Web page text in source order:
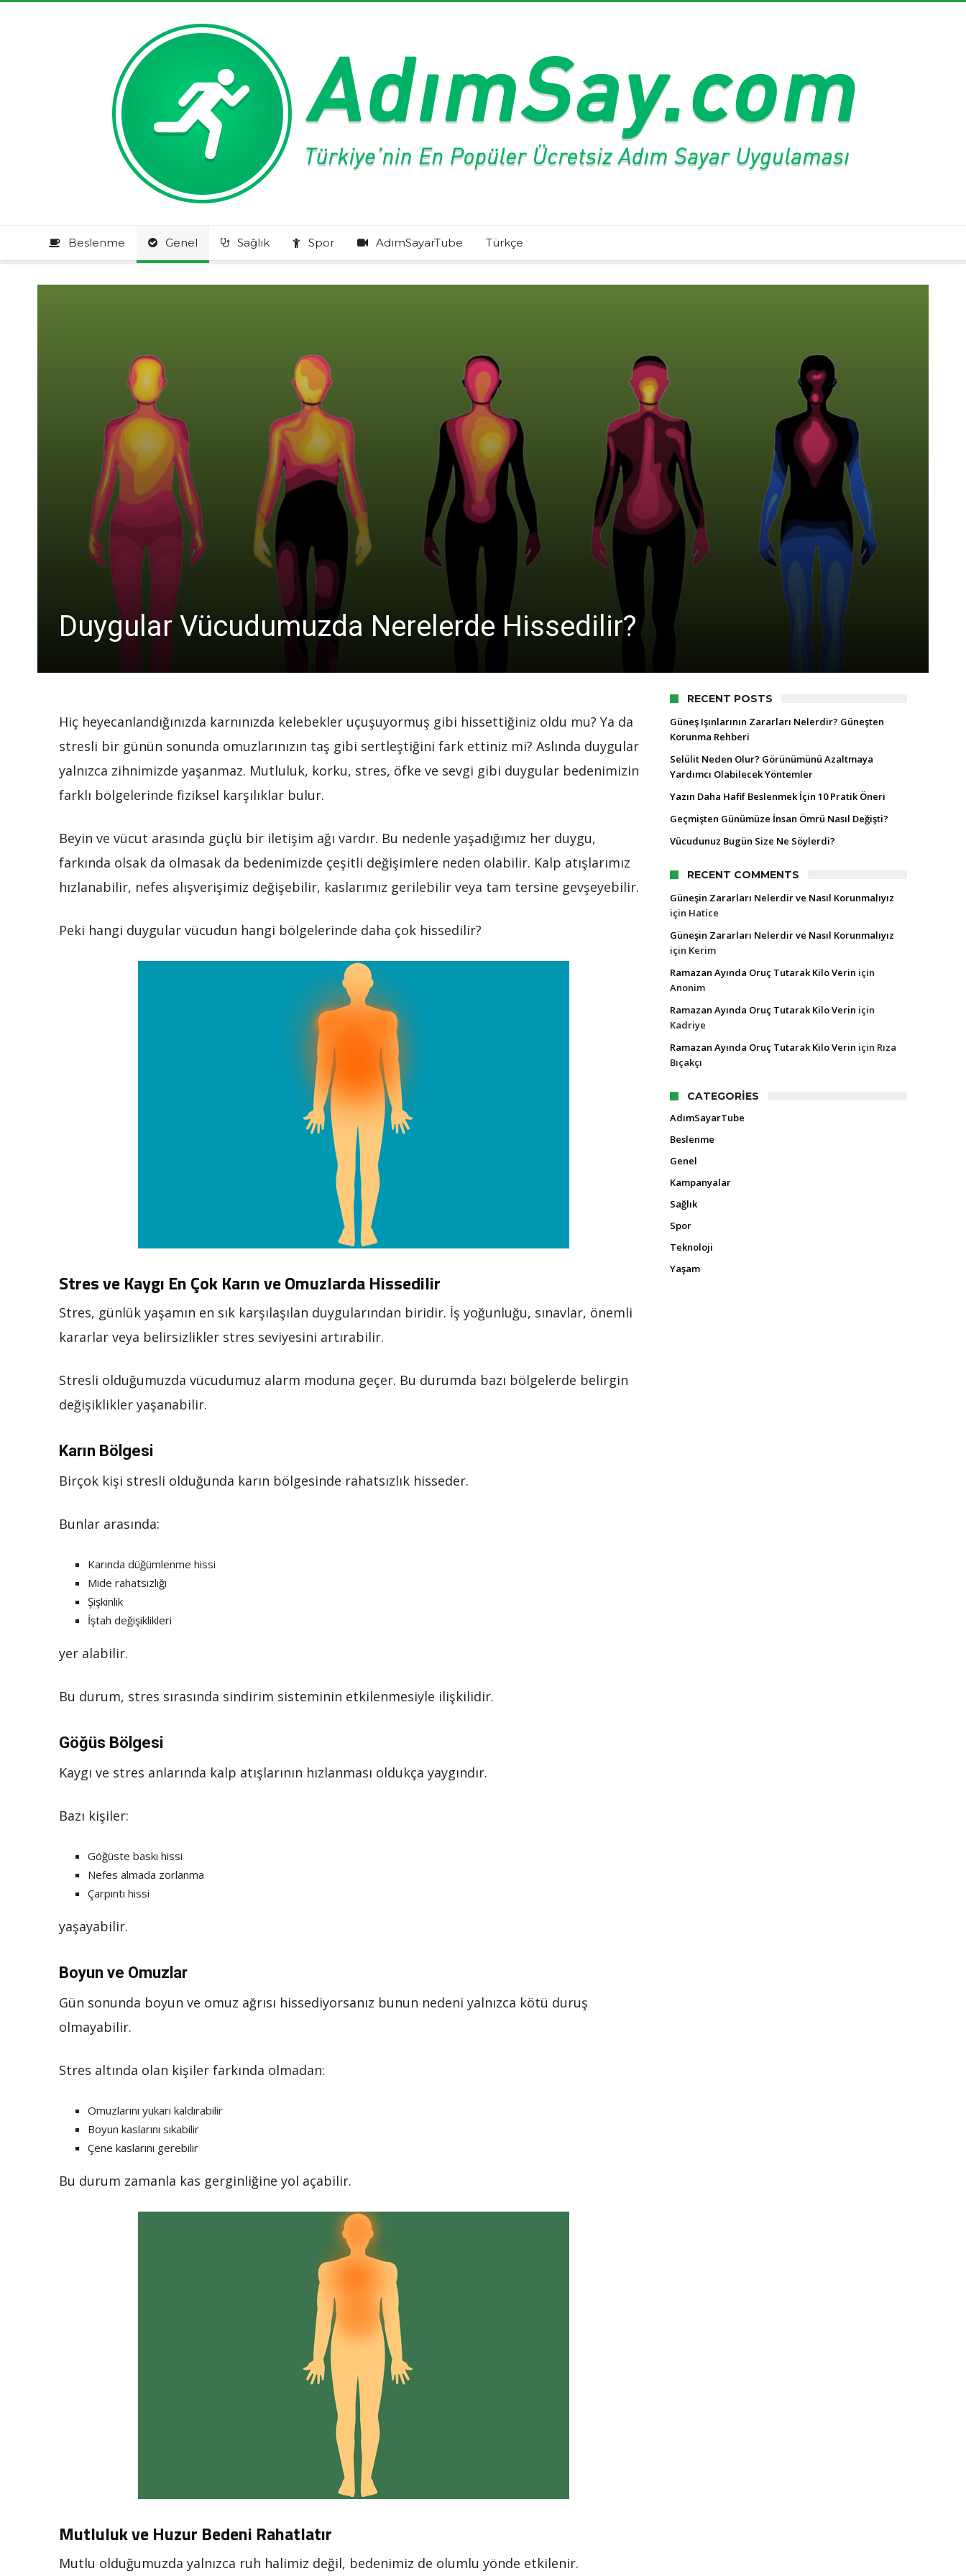
Beslenme Genel Sağlık Spor AdımSayarTube Türkçe
Duygular Vücudumuzda Nerelerde Hissedilir?
Hiç heyecanlandığınızda karnınızda kelebekler uçuşuyormuş gibi hissettiğiniz oldu mu? Ya da
stresli bir günün sonunda omuzlarınızın taş gibi sertleştiğini fark ettiniz mi? Aslında duygular
yalnızca zihnimizde yaşanmaz. Mutluluk, korku, stres, öfke ve sevgi gibi duygular bedenimizin
farklı bölgelerinde fiziksel karşılıklar bulur.
Beyin ve vücut arasında güçlü bir iletişim ağı vardır. Bu nedenle yaşadığımız her duygu,
farkında olsak da olmasak da bedenimizde çeşitli değişimlere neden olabilir. Kalp atışlarımız
hızlanabilir, nefes alışverişimiz değişebilir, kaslarımız gerilebilir veya tam tersine gevşeyebilir.
Peki hangi duygular vücudun hangi bölgelerinde daha çok hissedilir?
Stres ve Kaygı En Çok Karın ve Omuzlarda Hissedilir
Stres, günlük yaşamın en sık karşılaşılan duygularından biridir. İş yoğunluğu, sınavlar, önemli
kararlar veya belirsizlikler stres seviyesini artırabilir.
Stresli olduğumuzda vücudumuz alarm moduna geçer. Bu durumda bazı bölgelerde belirgin
değişiklikler yaşanabilir.
Karın Bölgesi
Birçok kişi stresli olduğunda karın bölgesinde rahatsızlık hisseder.
Bunlar arasında:
Karında düğümlenme hissi
Mide rahatsızlığı
Şişkinlik
İştah değişiklikleri
yer alabilir.
Bu durum, stres sırasında sindirim sisteminin etkilenmesiyle ilişkilidir.
Göğüs Bölgesi
Kaygı ve stres anlarında kalp atışlarının hızlanması oldukça yaygındır.
Bazı kişiler:
Göğüste baskı hissi
Nefes almada zorlanma
Çarpıntı hissi
yaşayabilir.
Boyun ve Omuzlar
Gün sonunda boyun ve omuz ağrısı hissediyorsanız bunun nedeni yalnızca kötü duruş
olmayabilir.
Stres altında olan kişiler farkında olmadan:
Omuzlarını yukarı kaldırabilir
Boyun kaslarını sıkabilir
Çene kaslarını gerebilir
Bu durum zamanla kas gerginliğine yol açabilir.
Mutluluk ve Huzur Bedeni Rahatlatır
Mutlu olduğumuzda yalnızca ruh halimiz değil, bedenimiz de olumlu yönde etkilenir.
RECENT POSTS
Güneş Işınlarının Zararları Nelerdir? Güneşten
Korunma Rehberi
Selülit Neden Olur? Görünümünü Azaltmaya
Yardımcı Olabilecek Yöntemler
Yazın Daha Hafif Beslenmek İçin 10 Pratik Öneri
Geçmişten Günümüze İnsan Ömrü Nasıl Değişti?
Vücudunuz Bugün Size Ne Söylerdi?
RECENT COMMENTS
Güneşin Zararları Nelerdir ve Nasıl Korunmalıyız
için Hatice
Güneşin Zararları Nelerdir ve Nasıl Korunmalıyız
için Kerim
Ramazan Ayında Oruç Tutarak Kilo Verin için
Anonim
Ramazan Ayında Oruç Tutarak Kilo Verin için
Kadriye
Ramazan Ayında Oruç Tutarak Kilo Verin için Rıza
Bıçakçı
CATEGORIES
AdımSayarTube
Beslenme
Genel
Kampanyalar
Sağlık
Spor
Teknoloji
Yaşam